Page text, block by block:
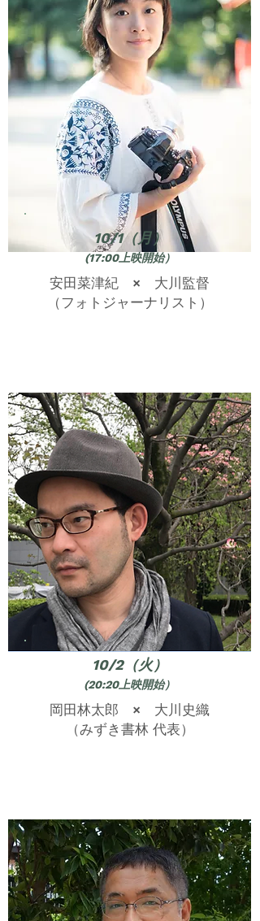
10/1（月）
(17:00上映開始）
安田菜津紀 × 大川監督
​（フォトジャーナリスト）
10/2（火）
(20:20上映開始）
岡田林太郎 × 大川史織
​（みずき書林 代表）